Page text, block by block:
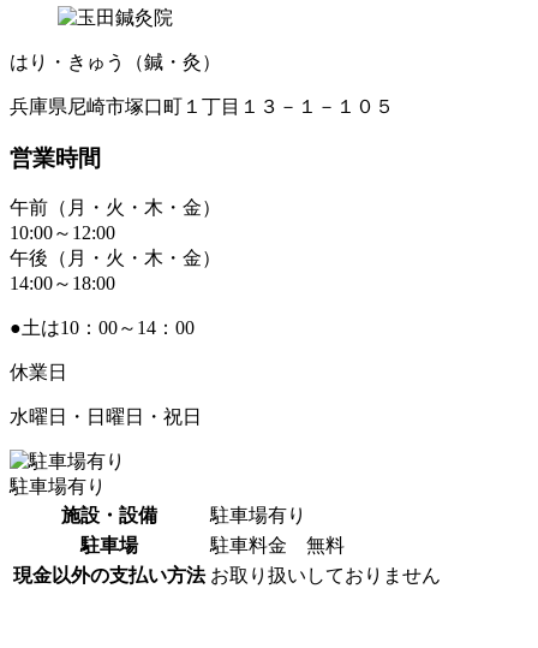
はり・きゅう（鍼・灸）
兵庫県尼崎市塚口町１丁目１３－１－１０５
営業時間
午前（月・火・木・金）
10:00～12:00
午後（月・火・木・金）
14:00～18:00
●土は10：00～14：00
休業日
水曜日・日曜日・祝日
駐車場有り
施設・設備
駐車場有り
駐車場
駐車料金 無料
現金以外の支払い方法 お取り扱いしておりません